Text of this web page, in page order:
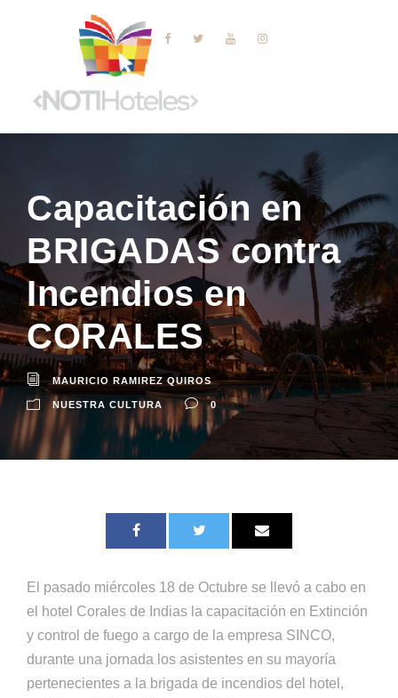
Capacitación en
BRIGADAS contra
Incendios en
CORALES
MAURICIO RAMIREZ QUIROS
NUESTRA CULTURA 0
El pasado miércoles 18 de Octubre se llevó a cabo en
el hotel Corales de Indias la capacitación en Extinción
y control de fuego a cargo de la empresa SINCO,
durante una jornada los asistentes en su mayoría
pertenecientes a la brigada de incendios del hotel,